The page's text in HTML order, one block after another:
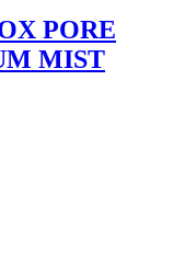
PORE
MIST